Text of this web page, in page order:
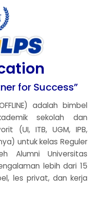
for Success”
adalah bimbel
sekolah dan
(UI, ITB, UGM, IPB,
untuk kelas Reguler
Alumni Universitas
lebih dari 15
les privat, dan kerja